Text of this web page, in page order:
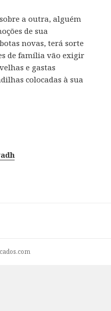
a outra, alguém
de sua
novas, terá sorte
de família vão exigir
e gastas
colocadas à sua